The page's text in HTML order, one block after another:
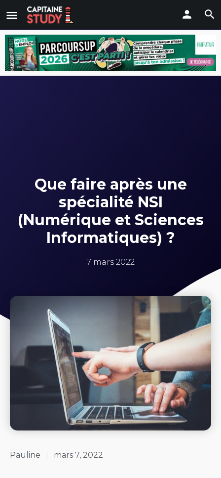
Que faire après une
spécialité NSI
(Numérique et Sciences
Informatiques) ?
7 mars 2022
Pauline mars 7, 2022